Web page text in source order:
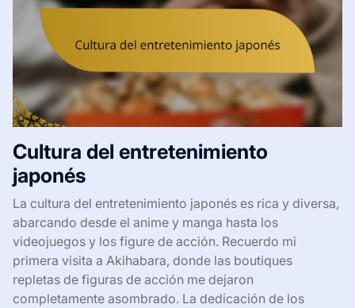
Cultura del entretenimiento
japonés
La cultura del entretenimiento japonés es rica y diversa,
abarcando desde el anime y manga hasta los
videojuegos y los figure de acción. Recuerdo mi
primera visita a Akihabara, donde las boutiques
repletas de figuras de acción me dejaron
completamente asombrado. La dedicación de los